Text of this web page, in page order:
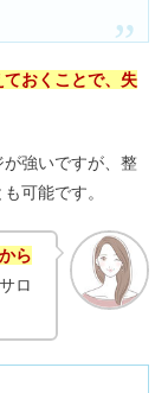
おくことで、失
強いですが、整
可能です。
ら
ロ